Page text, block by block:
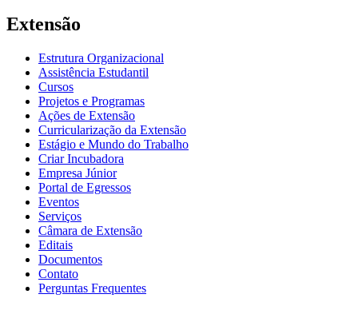
Extensão
Estrutura Organizacional
Assistência Estudantil
Cursos
Projetos e Programas
Ações de Extensão
Curricularização da Extensão
Estágio e Mundo do Trabalho
Criar Incubadora
Empresa Júnior
Portal de Egressos
Eventos
Serviços
Câmara de Extensão
Editais
Documentos
Contato
Perguntas Frequentes